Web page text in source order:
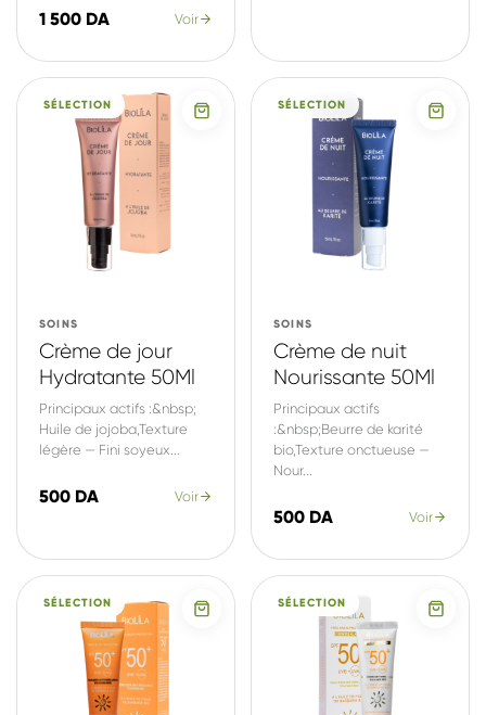
1 500 DA Voir
SÉLECTION
SOINS
Crème de jour
Hydratante 50Ml
Principaux actifs :&nbsp;
Huile de jojoba,Texture
légère — Fini soyeux...
500 DA Voir
SÉLECTION
SOINS
Crème de nuit
Nourissante 50Ml
Principaux actifs
:&nbsp;Beurre de karité
bio,Texture onctueuse —
Nour...
500 DA Voir
SÉLECTION SÉLECTION